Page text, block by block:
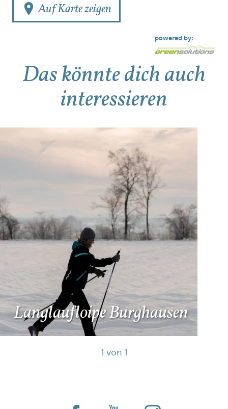
Auf Karte zeigen
powered by:
Das könnte dich auch
interessieren
Langlaufloipe Burghausen
1 von 1